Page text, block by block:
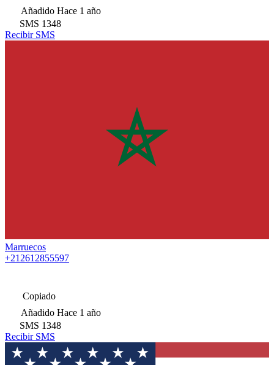
Añadido Hace 1 año
SMS 1348
Recibir SMS
Marruecos
+212612855597
Copiado
Añadido Hace 1 año
SMS 1348
Recibir SMS